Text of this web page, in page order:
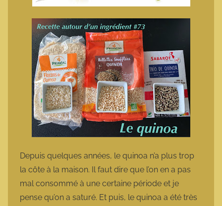
Depuis quelques années, le quinoa n’a plus trop
la côte à la maison. Il faut dire que l’on en a pas
mal consommé à une certaine période et je
pense qu’on a saturé. Et puis, le quinoa a été très